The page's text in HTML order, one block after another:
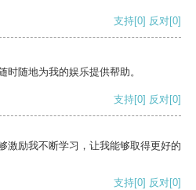
支持[0] 反对[0]
时随地为我的娱乐提供帮助。
支持[0] 反对[0]
激励我不断学习，让我能够取得更好的
支持[0] 反对[0]